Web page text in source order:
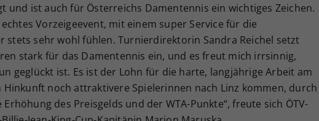
und ist auch für Österreichs Damentennis ein wichtiges Zeichen.
Vorzeigeevent, mit einem super Service für die
stets sehr wohl fühlen. Turnierdirektorin Sandra Reichel setzt
stark für das Damentennis ein, und es freut mich irrsinnig,
geglückt ist. Es ist der Lohn für die harte, langjährige Arbeit am
noch attraktivere Spielerinnen nach Linz kommen, durch
des Preisgelds und der WTA-Punkte“, freute sich ÖTV-